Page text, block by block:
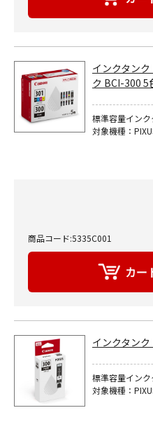
インクタン
ク BCI-300 5
標準容量インク
対象機種：
商品コード:5335C001
インクタン
標準容量インク
対象機種：